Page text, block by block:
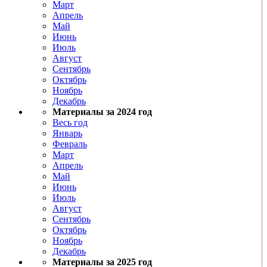
Март
Апрель
Май
Июнь
Июль
Август
Сентябрь
Октябрь
Ноябрь
Декабрь
Материалы за 2024 год
Весь год
Январь
Февраль
Март
Апрель
Май
Июнь
Июль
Август
Сентябрь
Октябрь
Ноябрь
Декабрь
Материалы за 2025 год